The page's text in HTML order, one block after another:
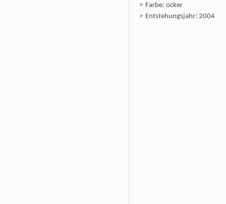
Farbe: ocker
Entstehungsjahr: 2004